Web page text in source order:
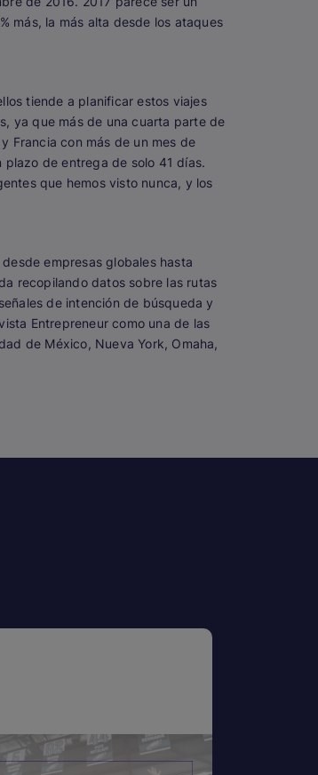
más, la más alta desde los ataques
tiende a planificar estos viajes
ya que más de una cuarta parte de
Francia con más de un mes de
de entrega de solo 41 días.
que hemos visto nunca, y los
empresas globales hasta
recopilando datos sobre las rutas
de intención de búsqueda y
Entrepreneur como una de las
de México, Nueva York, Omaha,